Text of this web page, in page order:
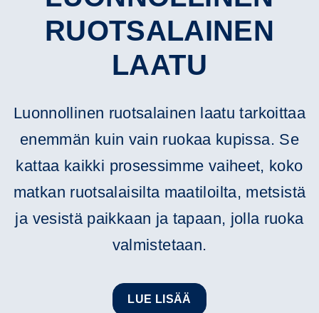
RUOTSALAINEN
LAATU
Luonnollinen ruotsalainen laatu tarkoittaa
enemmän kuin vain ruokaa kupissa. Se
kattaa kaikki prosessimme vaiheet, koko
matkan ruotsalaisilta maatiloilta, metsistä
ja vesistä paikkaan ja tapaan, jolla ruoka
valmistetaan.
LUE LISÄÄ